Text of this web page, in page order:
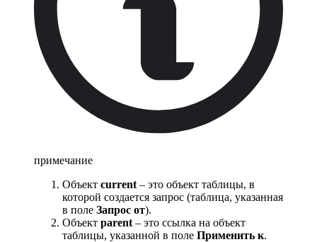
примечание
Объект current – это объект таблицы, в
которой создается запрос (таблица, указанная
в поле Запрос от).
Объект parent – это ссылка на объект
таблицы, указанной в поле Применить к.